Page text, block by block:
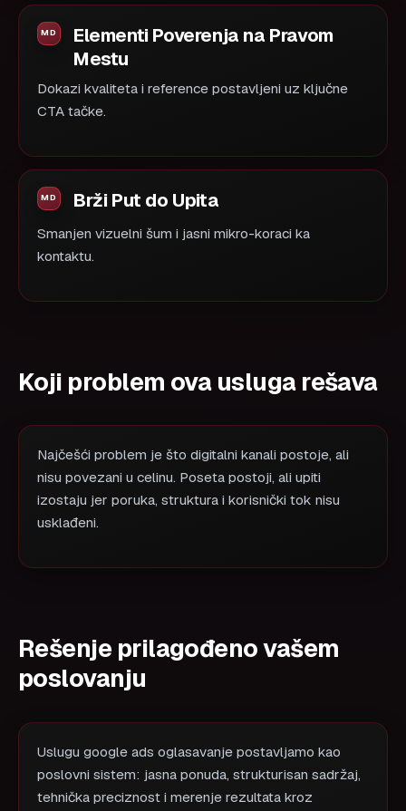
Elementi Poverenja na Pravom
Mestu
Dokazi kvaliteta i reference postavljeni uz ključne
CTA tačke.
Brži Put do Upita
Smanjen vizuelni šum i jasni mikro-koraci ka
kontaktu.
Koji problem ova usluga rešava
Najčešći problem je što digitalni kanali postoje, ali
nisu povezani u celinu. Poseta postoji, ali upiti
izostaju jer poruka, struktura i korisnički tok nisu
usklađeni.
Rešenje prilagođeno vašem
poslovanju
Uslugu google ads oglasavanje postavljamo kao
poslovni sistem: jasna ponuda, strukturisan sadržaj,
tehnička preciznost i merenje rezultata kroz